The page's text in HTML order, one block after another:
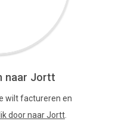
naar Jortt
wilt factureren en
door naar Jortt